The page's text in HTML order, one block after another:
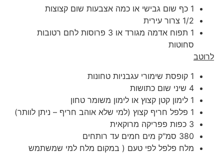
1 כף שום גבישי או כמה אצבעות שום קצוצות
1/2 צרור עירית
1 תפוח אדמה מגורד או 3 פרוסות לחם רטובות
סחוטות
לרוטב
1 קופסת שימורי עגבניות טחונות
4 שיני שום כתושות
1 לימון קטן קצוץ או לימון משומר טחון
1 פלפל חריף קצוץ (למי שלא אוהב חריף – ניתן לוותר)
3 כפות פפריקה מרוקאית
380 סמ"ק מים חמים עד רותחים
מלח פלפל לפי טעם ( במקום מלח למי שמשתמש